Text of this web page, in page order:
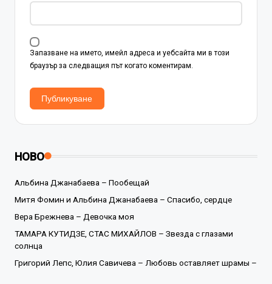
Запазване на името, имейл адреса и уебсайта ми в този
браузър за следващия път когато коментирам.
НОВО
Альбина Джанабаева – Пообещай
Митя Фомин и Альбина Джанабаева – Спасибо, сердце
Вера Брежнева – Девочка моя
ТАМАРА КУТИДЗЕ, СТАС МИХАЙЛОВ – Звезда с глазами
солнца
Григорий Лепс, Юлия Савичева – Любовь оставляет шрамы –